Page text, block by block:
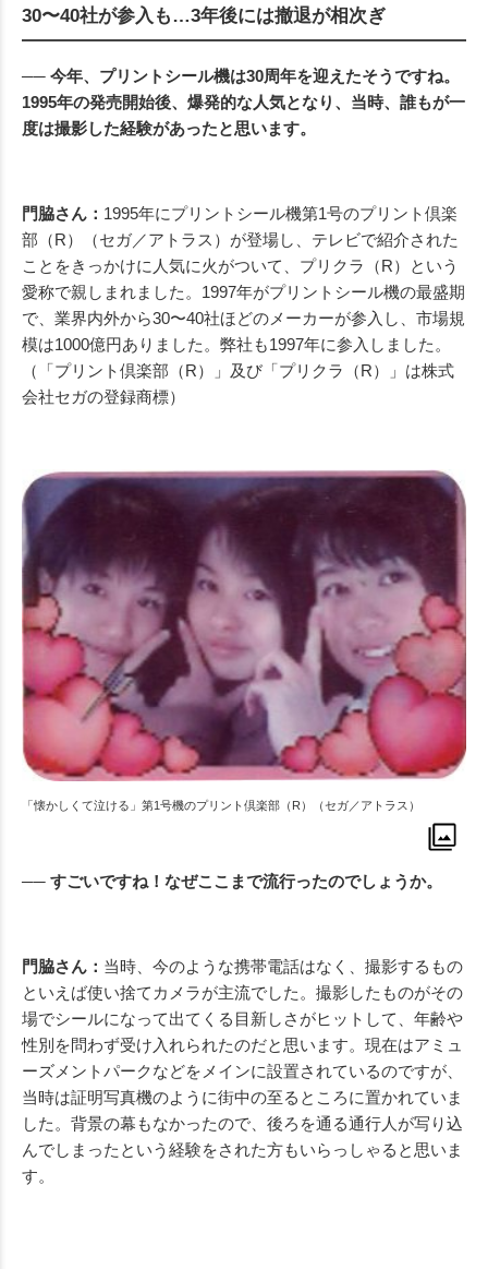
30〜40社が参入も…3年後には撤退が相次ぎ
── 今年、プリントシール機は30周年を迎えたそうですね。
1995年の発売開始後、爆発的な人気となり、当時、誰もが一
度は撮影した経験があったと思います。
門脇さん： 1995年にプリントシール機第1号のプリント倶楽
部（R）（セガ／アトラス）が登場し、テレビで紹介された
ことをきっかけに人気に火がついて、プリクラ（R）という
愛称で親しまれました。1997年がプリントシール機の最盛期
で、業界内外から30〜40社ほどのメーカーが参入し、市場規
模は1000億円ありました。弊社も1997年に参入しました。
（「プリント倶楽部（R）」及び「プリクラ（R）」は株式
会社セガの登録商標）
「懐かしくて泣ける」第1号機のプリント倶楽部（R）（セガ／アトラス）
── すごいですね！なぜここまで流行ったのでしょうか。
門脇さん： 当時、今のような携帯電話はなく、撮影するもの
といえば使い捨てカメラが主流でした。撮影したものがその
場でシールになって出てくる目新しさがヒットして、年齢や
性別を問わず受け入れられたのだと思います。現在はアミュ
ーズメントパークなどをメインに設置されているのですが、
当時は証明写真機のように街中の至るところに置かれていま
した。背景の幕もなかったので、後ろを通る通行人が写り込
んでしまったという経験をされた方もいらっしゃると思いま
す。